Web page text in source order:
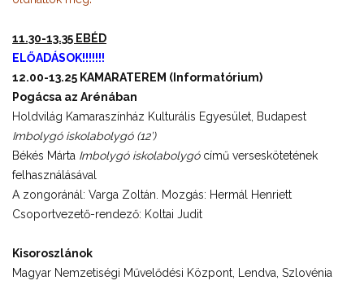
11.30-13.35 EBÉD
ELŐADÁSOK!!!!!!!
12.00-13.25 KAMARATEREM (Informatórium)
Pogácsa az Arénában
Holdvilág Kamaraszínház Kulturális Egyesület, Budapest
Imbolygó iskolabolygó (12’)
Békés Márta Imbolygó iskolabolygócímű verseskötetének
felhasználásával
A zongoránál: Varga Zoltán. Mozgás: Hermál Henriett
Csoportvezető-rendező: Koltai Judit
Kisoroszlánok
Magyar Nemzetiségi Művelődési Központ, Lendva, Szlovénia